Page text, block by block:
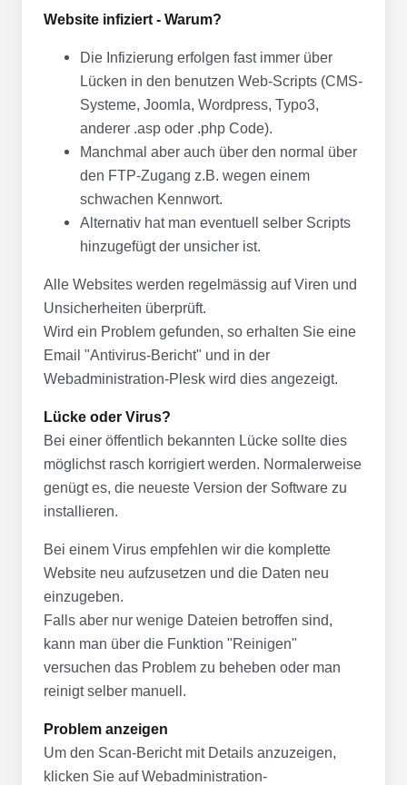
Website infiziert - Warum?
Die Infizierung erfolgen fast immer über
Lücken in den benutzen Web-Scripts (CMS-
Systeme, Joomla, Wordpress, Typo3,
anderer .asp oder .php Code).
Manchmal aber auch über den normal über
den FTP-Zugang z.B. wegen einem
schwachen Kennwort.
Alternativ hat man eventuell selber Scripts
hinzugefügt der unsicher ist.
Alle Websites werden regelmässig auf Viren und
Unsicherheiten überprüft.
Wird ein Problem gefunden, so erhalten Sie eine
Email "Antivirus-Bericht" und in der
Webadministration-Plesk wird dies angezeigt.
Lücke oder Virus?
Bei einer öffentlich bekannten Lücke sollte dies
möglichst rasch korrigiert werden. Normalerweise
genügt es, die neueste Version der Software zu
installieren.
Bei einem Virus empfehlen wir die komplette
Website neu aufzusetzen und die Daten neu
einzugeben.
Falls aber nur wenige Dateien betroffen sind,
kann man über die Funktion "Reinigen"
versuchen das Problem zu beheben oder man
reinigt selber manuell.
Problem anzeigen
Um den Scan-Bericht mit Details anzuzeigen,
klicken Sie auf Webadministration-